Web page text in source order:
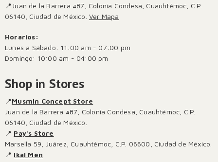
📍Juan de la Barrera #87, Colonia Condesa, Cuauhtémoc, C.P.
06140, Ciudad de México. Ver Mapa
Horarios:
Lunes a Sábado: 11:00 am - 07:00 pm
Domingo: 10:00 am - 04:00 pm
Shop in Stores
📍Musmin Concept Store
Juan de la Barrera #87, Colonia Condesa, Cuauhtémoc, C.P.
06140, Ciudad de México.
📍 Pay's Store
Marsella 59, Juárez, Cuauhtémoc, C.P. 06600, Ciudad de México.
📍 Ikal Men